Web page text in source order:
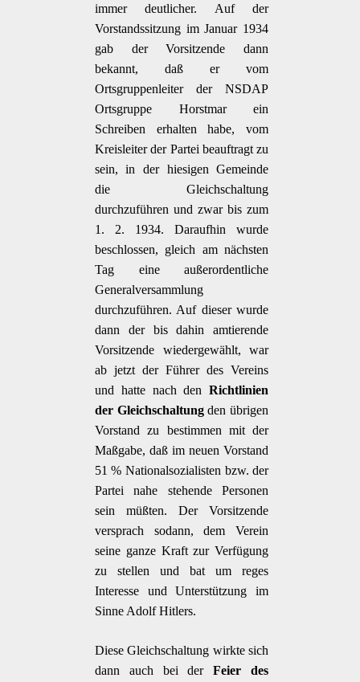
immer deutlicher. Auf der
Vorstandssitzung im Januar 1934
gab der Vorsitzende dann
bekannt, daß er vom
Ortsgruppenleiter der NSDAP
Ortsgruppe Horstmar ein
Schreiben erhalten habe, vom
Kreisleiter der Partei beauftragt zu
sein, in der hiesigen Gemeinde
die Gleichschaltung
durchzuführen und zwar bis zum
1. 2. 1934. Daraufhin wurde
beschlossen, gleich am nächsten
Tag eine außerordentliche
Generalversammlung
durchzuführen. Auf dieser wurde
dann der bis dahin amtierende
Vorsitzende wiedergewählt, war
ab jetzt der Führer des Vereins
und hatte nach denRichtlinien
der Gleichschaltungden übrigen
Vorstand zu bestimmen mit der
Maßgabe, daß im neuen Vorstand
51 % Nationalsozialisten bzw. der
Partei nahe stehende Personen
sein müßten. Der Vorsitzende
versprach sodann, dem Verein
seine ganze Kraft zur Verfügung
zu stellen und bat um reges
Interesse und Unterstützung im
Sinne Adolf Hitlers.
Diese Gleichschaltung wirkte sich
dann auch bei derFeier des